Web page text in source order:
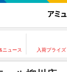
ニュース 入荷プライズ